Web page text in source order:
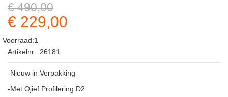
€ 490,00
€ 229,00
Voorraad:1
Artikelnr.: 26181
-Nieuw in Verpakking
-Met Ojief Profilering D2